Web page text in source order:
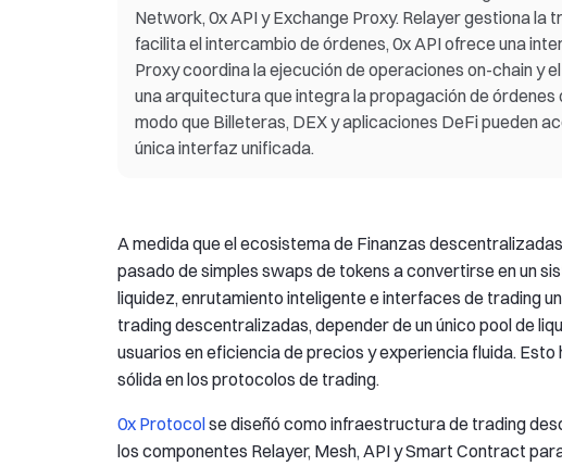
Network, 0x API y Exchange Proxy. Relayer gestiona
facilita el intercambio de órdenes, 0x API ofrece una
Proxy coordina la ejecución de operaciones on-chain y
una arquitectura que integra la propagación de
modo que Billeteras, DEX y aplicaciones DeFi pueden
única interfaz unificada.
A medida que el ecosistema de Finanzas
pasado de simples swaps de tokens a convertirse en un
liquidez, enrutamiento inteligente e interfaces de trading
trading descentralizadas, depender de un único pool de
usuarios en eficiencia de precios y experiencia fluida.
sólida en los protocolos de trading.
0x Protocolse diseñó como infraestructura de trading
los componentes Relayer, Mesh, API y Smart Contract